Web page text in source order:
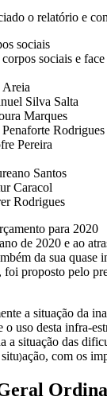
o relatório e
sociais
sociais e
Areia
Silva Salta
Marques
Rodrigues
Pereira
Santos
Caracol
Rodrigues
para 2020
de 2020 e ao
da sua quase
proposto pelo
a situação da
o uso desta infra-
a situação das
)ação, com os